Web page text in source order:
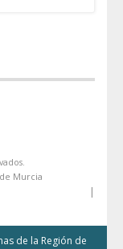
Murcia
|
de la Región de